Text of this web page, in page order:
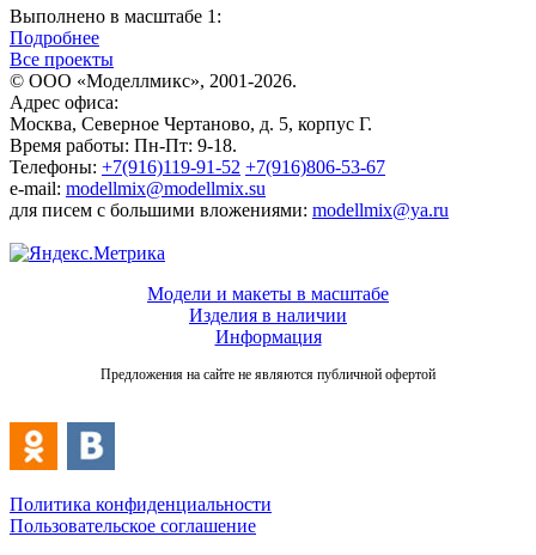
Выполнено в масштабе 1:
Подробнее
Все проекты
© ООО «Моделлмикс», 2001-2026.
Адрес офиса:
Москва, Северное Чертаново, д. 5, корпус Г.
Время работы: Пн-Пт: 9-18.
Телефоны: +7(916)119-91-52 +7(916)806-53-67
e-mail: modellmix@modellmix.su
для писем с большими вложениями: modellmix@ya.ru
Модели и макеты в масштабе
Изделия в наличии
Информация
Предложения на сайте не являются публичной офертой
Политика конфиденциальности
Пользовательское соглашение